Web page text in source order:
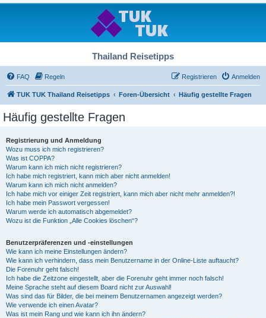
Thailand Reisetipps
FAQ Regeln Anmelden
Registrieren
TUK TUK Thailand Reisetipps Foren-Übersicht Häufig gestellte Fragen
Häufig gestellte Fragen
Registrierung und Anmeldung
Wozu muss ich mich registrieren?
Was ist COPPA?
Warum kann ich mich nicht registrieren?
Ich habe mich registriert, kann mich aber nicht anmelden!
Warum kann ich mich nicht anmelden?
Ich habe mich vor einiger Zeit registriert, kann mich aber nicht mehr anmelden?!
Ich habe mein Passwort vergessen!
Warum werde ich automatisch abgemeldet?
Wozu ist die Funktion „Alle Cookies löschen“?
Benutzerpräferenzen und -einstellungen
Wie kann ich meine Einstellungen ändern?
Wie kann ich verhindern, dass mein Benutzername in der Online-Liste auftaucht?
Die Forenuhr geht falsch!
Ich habe die Zeitzone eingestellt, aber die Forenuhr geht immer noch falsch!
Meine Sprache steht auf diesem Board nicht zur Auswahl!
Was sind das für Bilder, die bei meinem Benutzernamen angezeigt werden?
Wie verwende ich einen Avatar?
Was ist mein Rang und wie kann ich ihn ändern?